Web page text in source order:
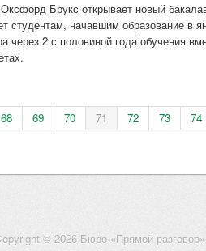
Брукс открывает новый
студентам, начавшим образование в
через 2 с половиной года обучения
68 69 70 71 72 73 74
© 2026 Бюро «Прямой